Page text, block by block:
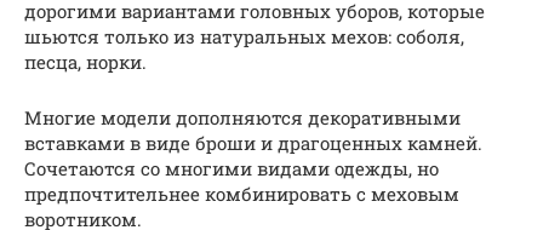
дорогими вариантами головных уборов, которые
шьются только из натуральных мехов: соболя,
песца, норки.
Многие модели дополняются декоративными
вставками в виде броши и драгоценных камней.
Сочетаются со многими видами одежды, но
предпочтительнее комбинировать с меховым
воротником.